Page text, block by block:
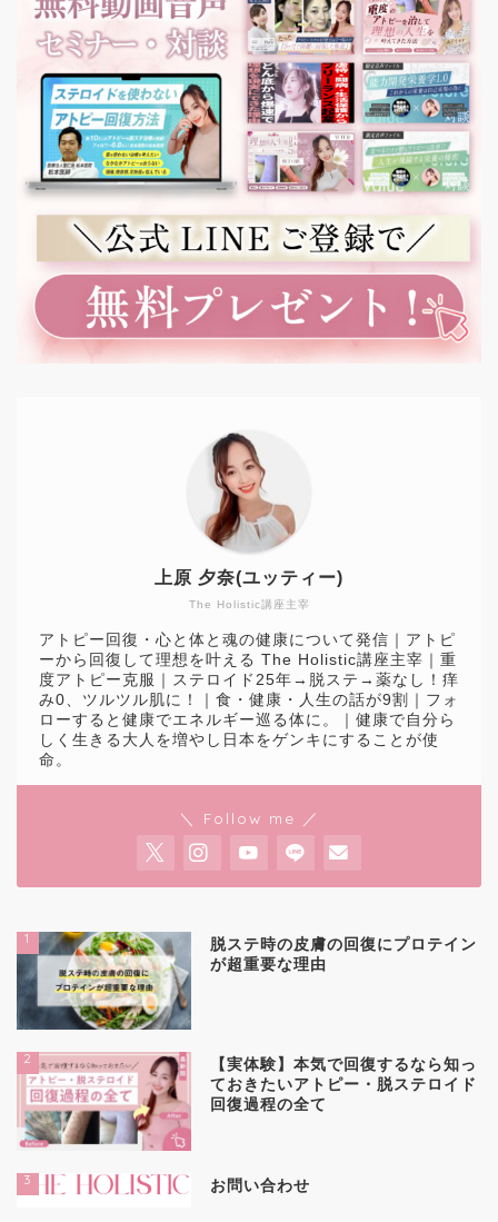
The Holistic講座主宰
上原 夕奈(ユッティー)
アトピー回復・心と体と魂の健康について発信｜アトピ
ーから回復して理想を叶える The Holistic講座主宰｜重
度アトピー克服｜ステロイド25年→脱ステ→薬なし！痒
み0、ツルツル肌に！｜食・健康・人生の話が9割｜フォ
ローすると健康でエネルギー巡る体に。｜健康で自分ら
しく生きる大人を増やし日本をゲンキにすることが使
命。
＼ Follow me ／
1
脱ステ時の皮膚の回復にプロテイン
が超重要な理由
2
【実体験】本気で回復するなら知っ
ておきたいアトピー・脱ステロイド
回復過程の全て
3 お問い合わせ